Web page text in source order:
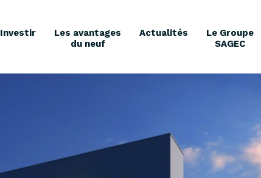
Investir
Les avantages
du neuf
Actualités
Le Groupe
SAGEC